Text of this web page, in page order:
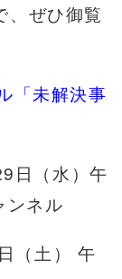
、ぜひ御覧
「未解決事
日（水）午
ネル
土） 午